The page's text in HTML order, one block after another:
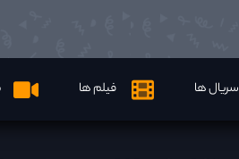
سریال ها فیلم ها